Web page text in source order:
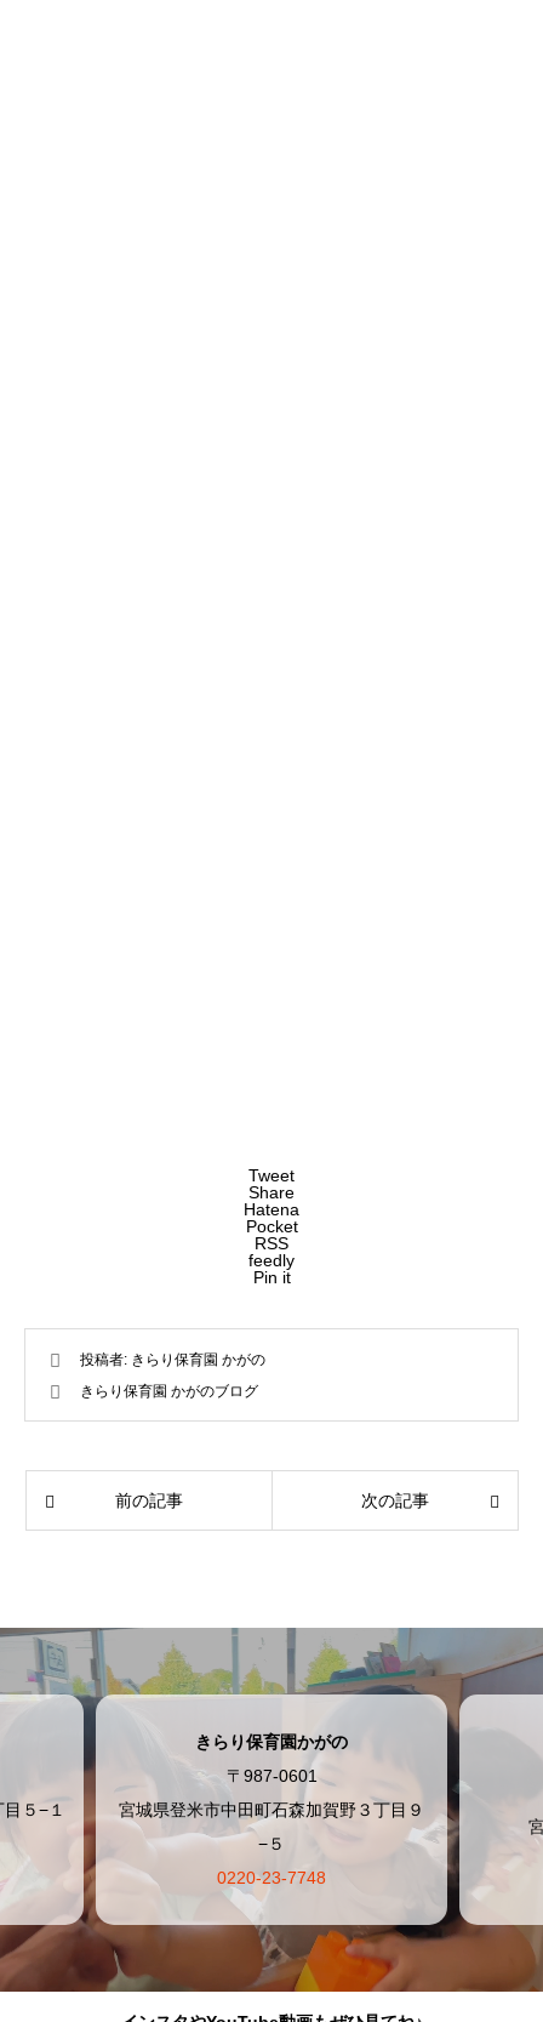
Tweet
Share
Hatena
Pocket
RSS
feedly
Pin it
投稿者: きらり保育園 かがの
きらり保育園 かがのブログ
前の記事 次の記事
５−１
きらり保育園かがの
〒987-0601
宮城県登米市中田町石森加賀野３丁目９
−５
0220-23-7748